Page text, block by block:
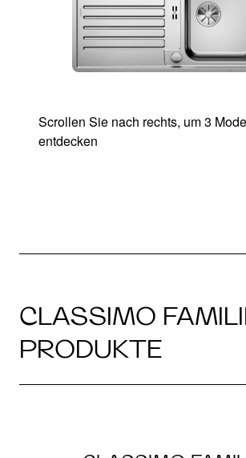
Scrollen Sie nach rechts, um 3
entdecken
CLASSIMO
PRODUKTE